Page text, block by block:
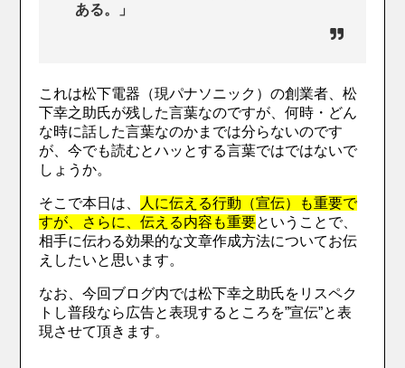
ある。」
これは松下電器（現パナソニック）の創業者、松
下幸之助氏が残した言葉なのですが、何時・どん
な時に話した言葉なのかまでは分らないのです
が、今でも読むとハッとする言葉ではではないで
しょうか。
そこで本日は、
人に伝える行動（宣伝）も重要で
すが、さらに、伝える内容も重要ということで、
相手に伝わる効果的な文章作成方法についてお伝
えしたいと思います。
なお、今回ブログ内では松下幸之助氏をリスペク
トし普段なら広告と表現するところを”宣伝”と表
現させて頂きます。